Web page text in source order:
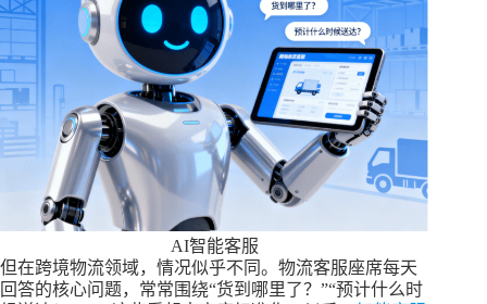
AI智能客服
但在跨境物流领域，情况似乎不同。物流客服座席每天
回答的核心问题，常常围绕“货到哪里了？”“预计什么时